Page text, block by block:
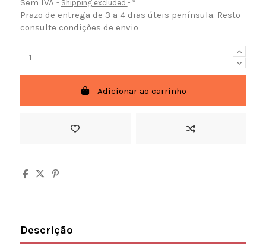
Sem IVA Shipping excluded *
Prazo de entrega de 3 a 4 dias úteis península. Resto
consulte condições de envio
Adicionar ao carrinho
Descrição